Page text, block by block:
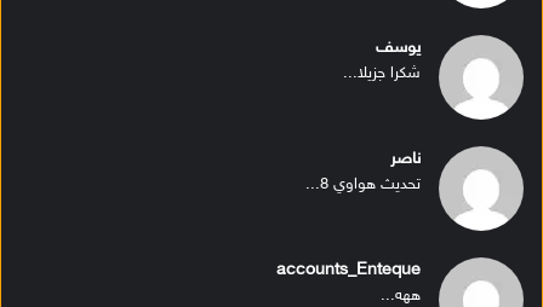
يوسف
شكرا جزيلا...
ناصر
تحديث هواوي 8...
accounts_Enteque
ههه...